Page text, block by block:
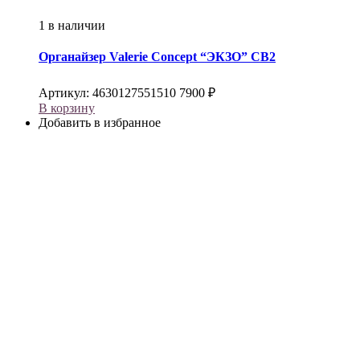
1 в наличии
Органайзер Valerie Concept “ЭКЗО” CB2
Артикул: 4630127551510 7900 ₽
В корзину
Добавить в избранное